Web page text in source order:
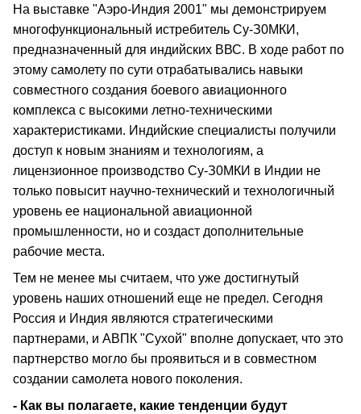
На выставке "Аэро-Индия 2001" мы демонстрируем
многофункциональный истребитель Су-З0МКИ,
предназначенный для индийских ВВС. В ходе работ по
этому самолету по сути отрабатывались навыки
совместного создания боевого авиационного
комплекса с высокими летно-техническими
характеристиками. Индийские специалисты получили
доступ к новым знаниям и технологиям, а
лицензионное производство Су-З0МКИ в Индии не
только повысит научно-технический и технологичный
уровень ее национальной авиационной
промышленности, но и создаст дополнительные
рабочие места.
Тем не менее мы считаем, что уже достигнутый
уровень наших отношений еще не предел. Сегодня
Россия и Индия являются стратегическими
партнерами, и АВПК "Сухой" вполне допускает, что это
партнерство могло бы проявиться и в совместном
создании самолета нового поколения.
- Как вы полагаете, какие тенденции будут